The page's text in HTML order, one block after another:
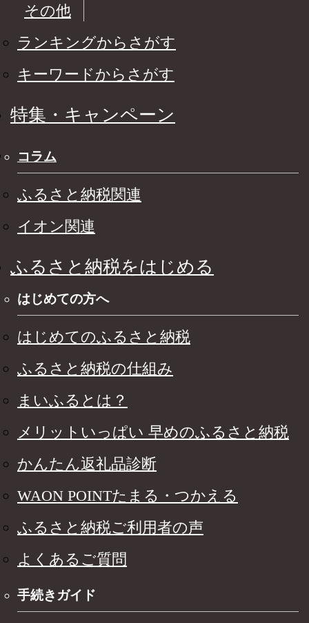
その他
ランキングからさがす
キーワードからさがす
特集・キャンペーン
コラム
ふるさと納税関連
イオン関連
ふるさと納税をはじめる
はじめての方へ
はじめてのふるさと納税
ふるさと納税の仕組み
まいふるとは？
メリットいっぱい 早めのふるさと納税
かんたん返礼品診断
WAON POINTたまる・つかえる
ふるさと納税ご利用者の声
よくあるご質問
手続きガイド